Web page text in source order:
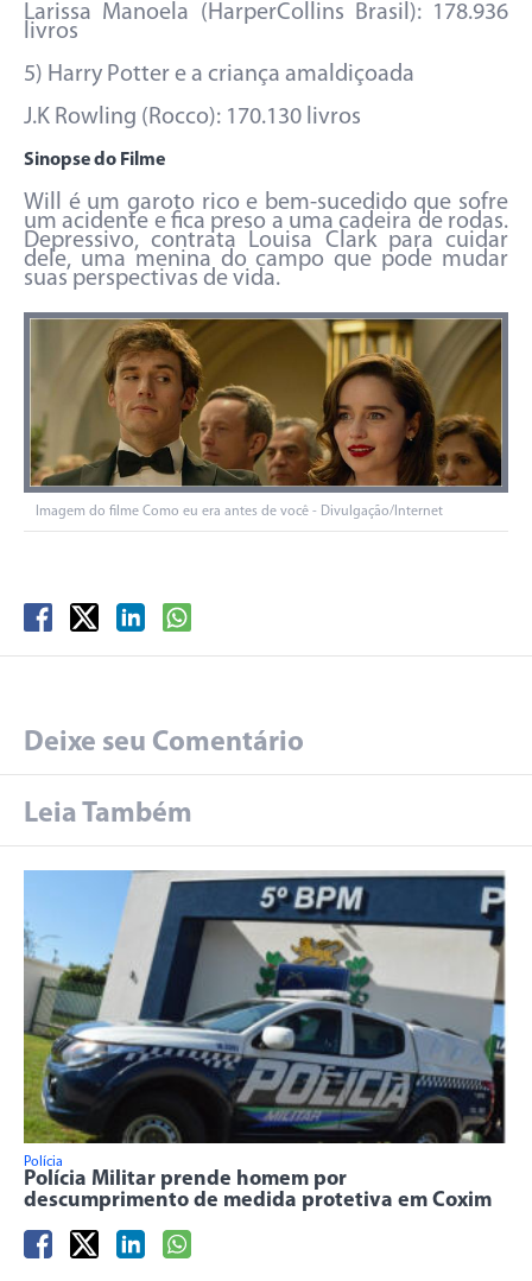
Larissa Manoela (HarperCollins Brasil): 178.936
livros
5) Harry Potter e a criança amaldiçoada
J.K Rowling (Rocco): 170.130 livros
Sinopse do Filme
Will é um garoto rico e bem-sucedido que sofre
um acidente e fica preso a uma cadeira de rodas.
Depressivo, contrata Louisa Clark para cuidar
dele, uma menina do campo que pode mudar
suas perspectivas de vida.
Imagem do filme Como eu era antes de você - Divulgação/Internet
Deixe seu Comentário
Leia Também
Polícia
Polícia Militar prende homem por
descumprimento de medida protetiva em Coxim